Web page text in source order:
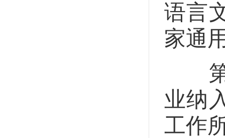
语言
家通
第
业纳
工作